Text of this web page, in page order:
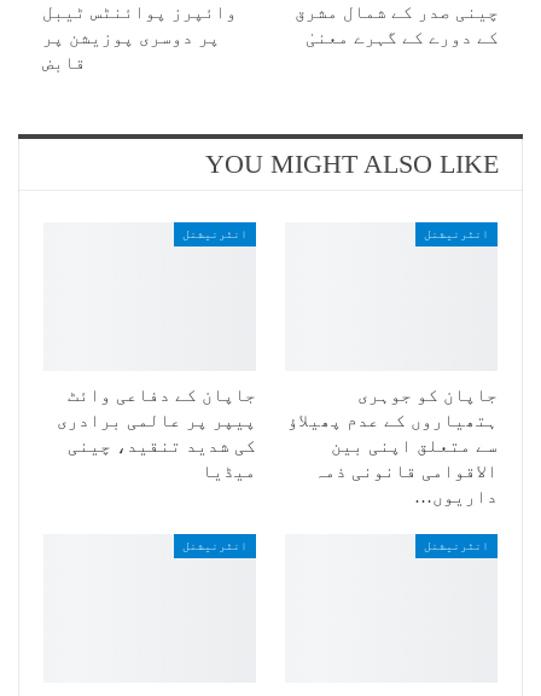
چینی صدر کے شمال مشرق
کے دورے کے گہرے معنیٰ
وائپرز پوائنٹس ٹیبل
پر دوسری پوزیشن پر
قابض
YOU MIGHT ALSO LIKE
انٹرنیشنل
جاپان کو جوہری
ہتھیاروں کے عدم پھیلاؤ
سے متعلق اپنی بین
الاقوامی قانونی ذمہ
داریوں…
انٹرنیشنل
جاپان کے دفاعی وائٹ
پیپر پر عالمی برادری
کی شدید تنقید، چینی
میڈیا
انٹرنیشنل انٹرنیشنل